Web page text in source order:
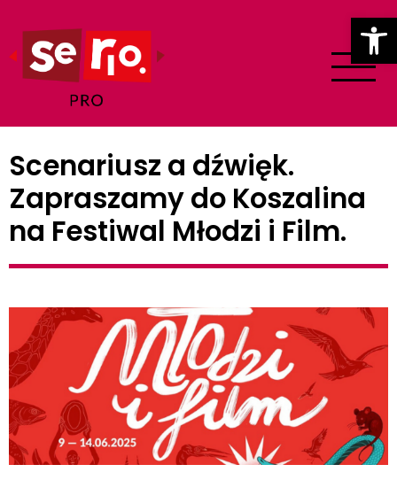
Scenariusz a dźwięk.
Zapraszamy do Koszalina
na Festiwal Młodzi i Film.